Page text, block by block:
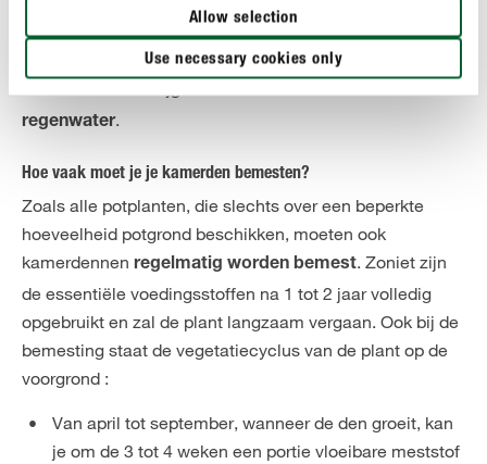
Allow selection
Use necessary cookies only
je kamerden dus misschien 2 tot 3 maanden lang
helemaal geen water te geven.
regenwater.
Hoe vaak moet je je kamerden bemesten?
Zoals alle potplanten, die slechts over een beperkte
hoeveelheid potgrond beschikken, moeten ook
kamerdennen regelmatig worden bemest. Zoniet zijn
de essentiële voedingsstoffen na 1 tot 2 jaar volledig
opgebruikt en zal de plant langzaam vergaan. Ook bij de
bemesting staat de vegetatiecyclus van de plant op de
voorgrond :
Van april tot september, wanneer de den groeit, kan
je om de 3 tot 4 weken een portie vloeibare meststof